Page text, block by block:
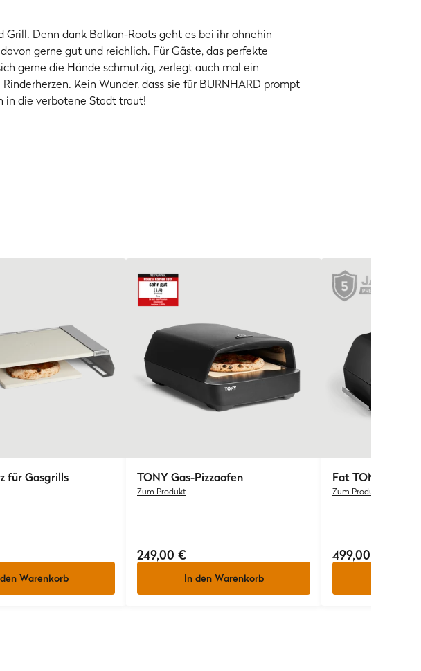
Grill. Denn dank Balkan-Roots geht es bei ihr ohnehin
gerne gut und reichlich. Für Gäste, das perfekte
gerne die Hände schmutzig, zerlegt auch mal ein
Kein Wunder, dass sie für BURNHARD prompt
in die verbotene Stadt traut!
für Gasgrills
Warenkorb
TONYGas-Pizzaofen
Zum Produkt
249,00 €
In den Warenkorb
Fat TONY
Zum Produkt
499,00 €